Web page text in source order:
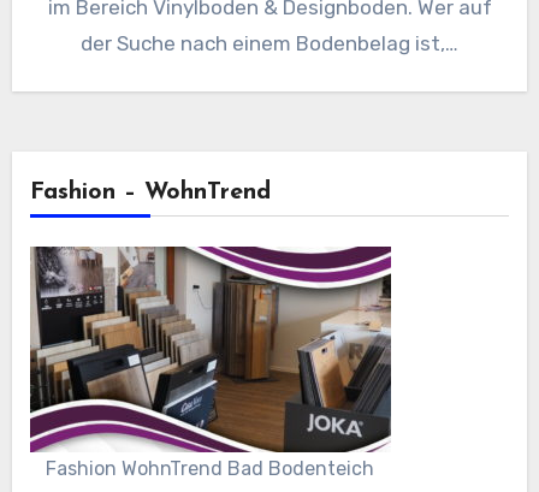
im Bereich Vinylboden & Designboden. Wer auf
der Suche nach einem Bodenbelag ist,…
Fashion – WohnTrend
Fashion WohnTrend Bad Bodenteich